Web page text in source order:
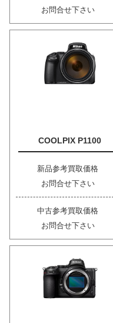
お問合せ下さい
COOLPIX P1100
新品参考買取価格
お問合せ下さい
中古参考買取価格
お問合せ下さい